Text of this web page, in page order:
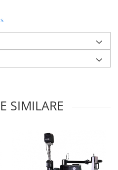
SIMILARE